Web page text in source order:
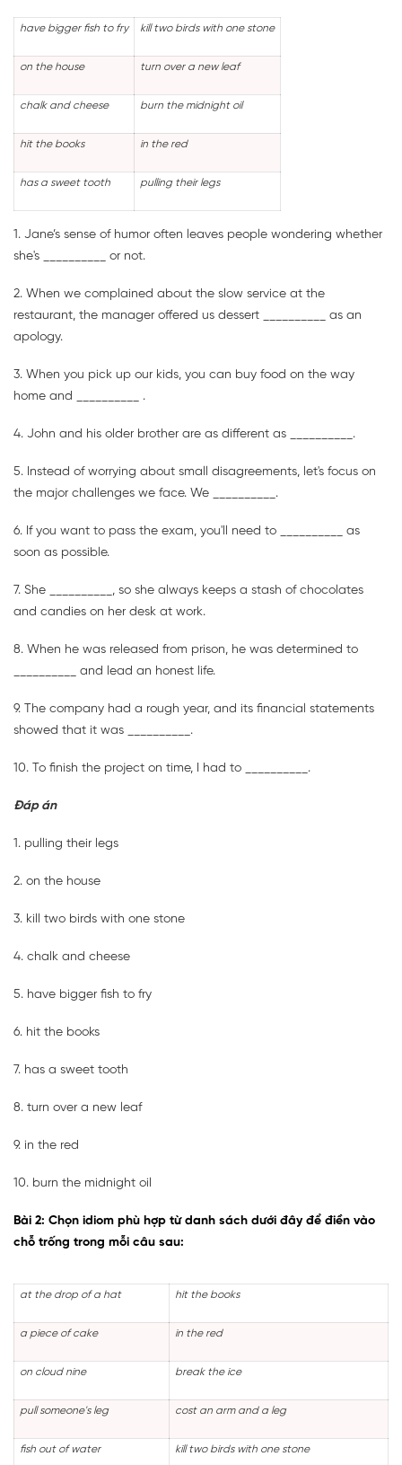
have bigger fish to fry kill two birds with one stone
on the house turn over a new leaf
chalk and cheese burn the midnight oil
hit the books in the red
has a sweet tooth pulling their legs
1. Jane’s sense of humor often leaves people wondering whether
she's __________ or not.
2. When we complained about the slow service at the
restaurant, the manager offered us dessert __________ as an
apology.
3. When you pick up our kids, you can buy food on the way
home and __________ .
4. John and his older brother are as different as __________.
5. Instead of worrying about small disagreements, let's focus on
the major challenges we face. We __________.
6. If you want to pass the exam, you'll need to __________ as
soon as possible.
7. She __________, so she always keeps a stash of chocolates
and candies on her desk at work.
8. When he was released from prison, he was determined to
__________ and lead an honest life.
9. The company had a rough year, and its financial statements
showed that it was __________.
10. To finish the project on time, I had to __________.
Đáp án
1. pulling their legs
2. on the house
3. kill two birds with one stone
4. chalk and cheese
5. have bigger fish to fry
6. hit the books
7. has a sweet tooth
8. turn over a new leaf
9. in the red
10. burn the midnight oil
Bài 2: Chọn idiom phù hợp từ danh sách dưới đây để điền vào
chỗ trống trong mỗi câu sau:
at the drop of a hat hit the books
a piece of cake in the red
on cloud nine break the ice
pull someone's leg cost an arm and a leg
fish out of water kill two birds with one stone